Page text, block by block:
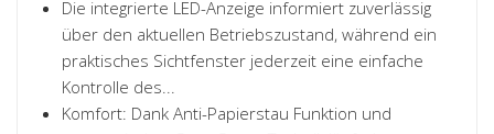
Die integrierte LED-Anzeige informiert zuverlässig
über den aktuellen Betriebszustand, während ein
praktisches Sichtfenster jederzeit eine einfache
Kontrolle des...
Komfort: Dank Anti-Papierstau Funktion und